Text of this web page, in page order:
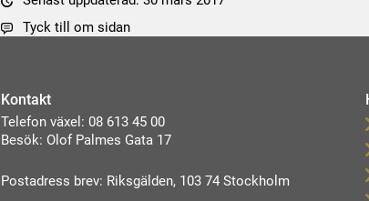
Tyck till om sidan
Kontakt
Telefon växel: 08 613 45 00
Besök: Olof Palmes Gata 17
Postadress brev: Riksgälden, 103 74 Stockholm